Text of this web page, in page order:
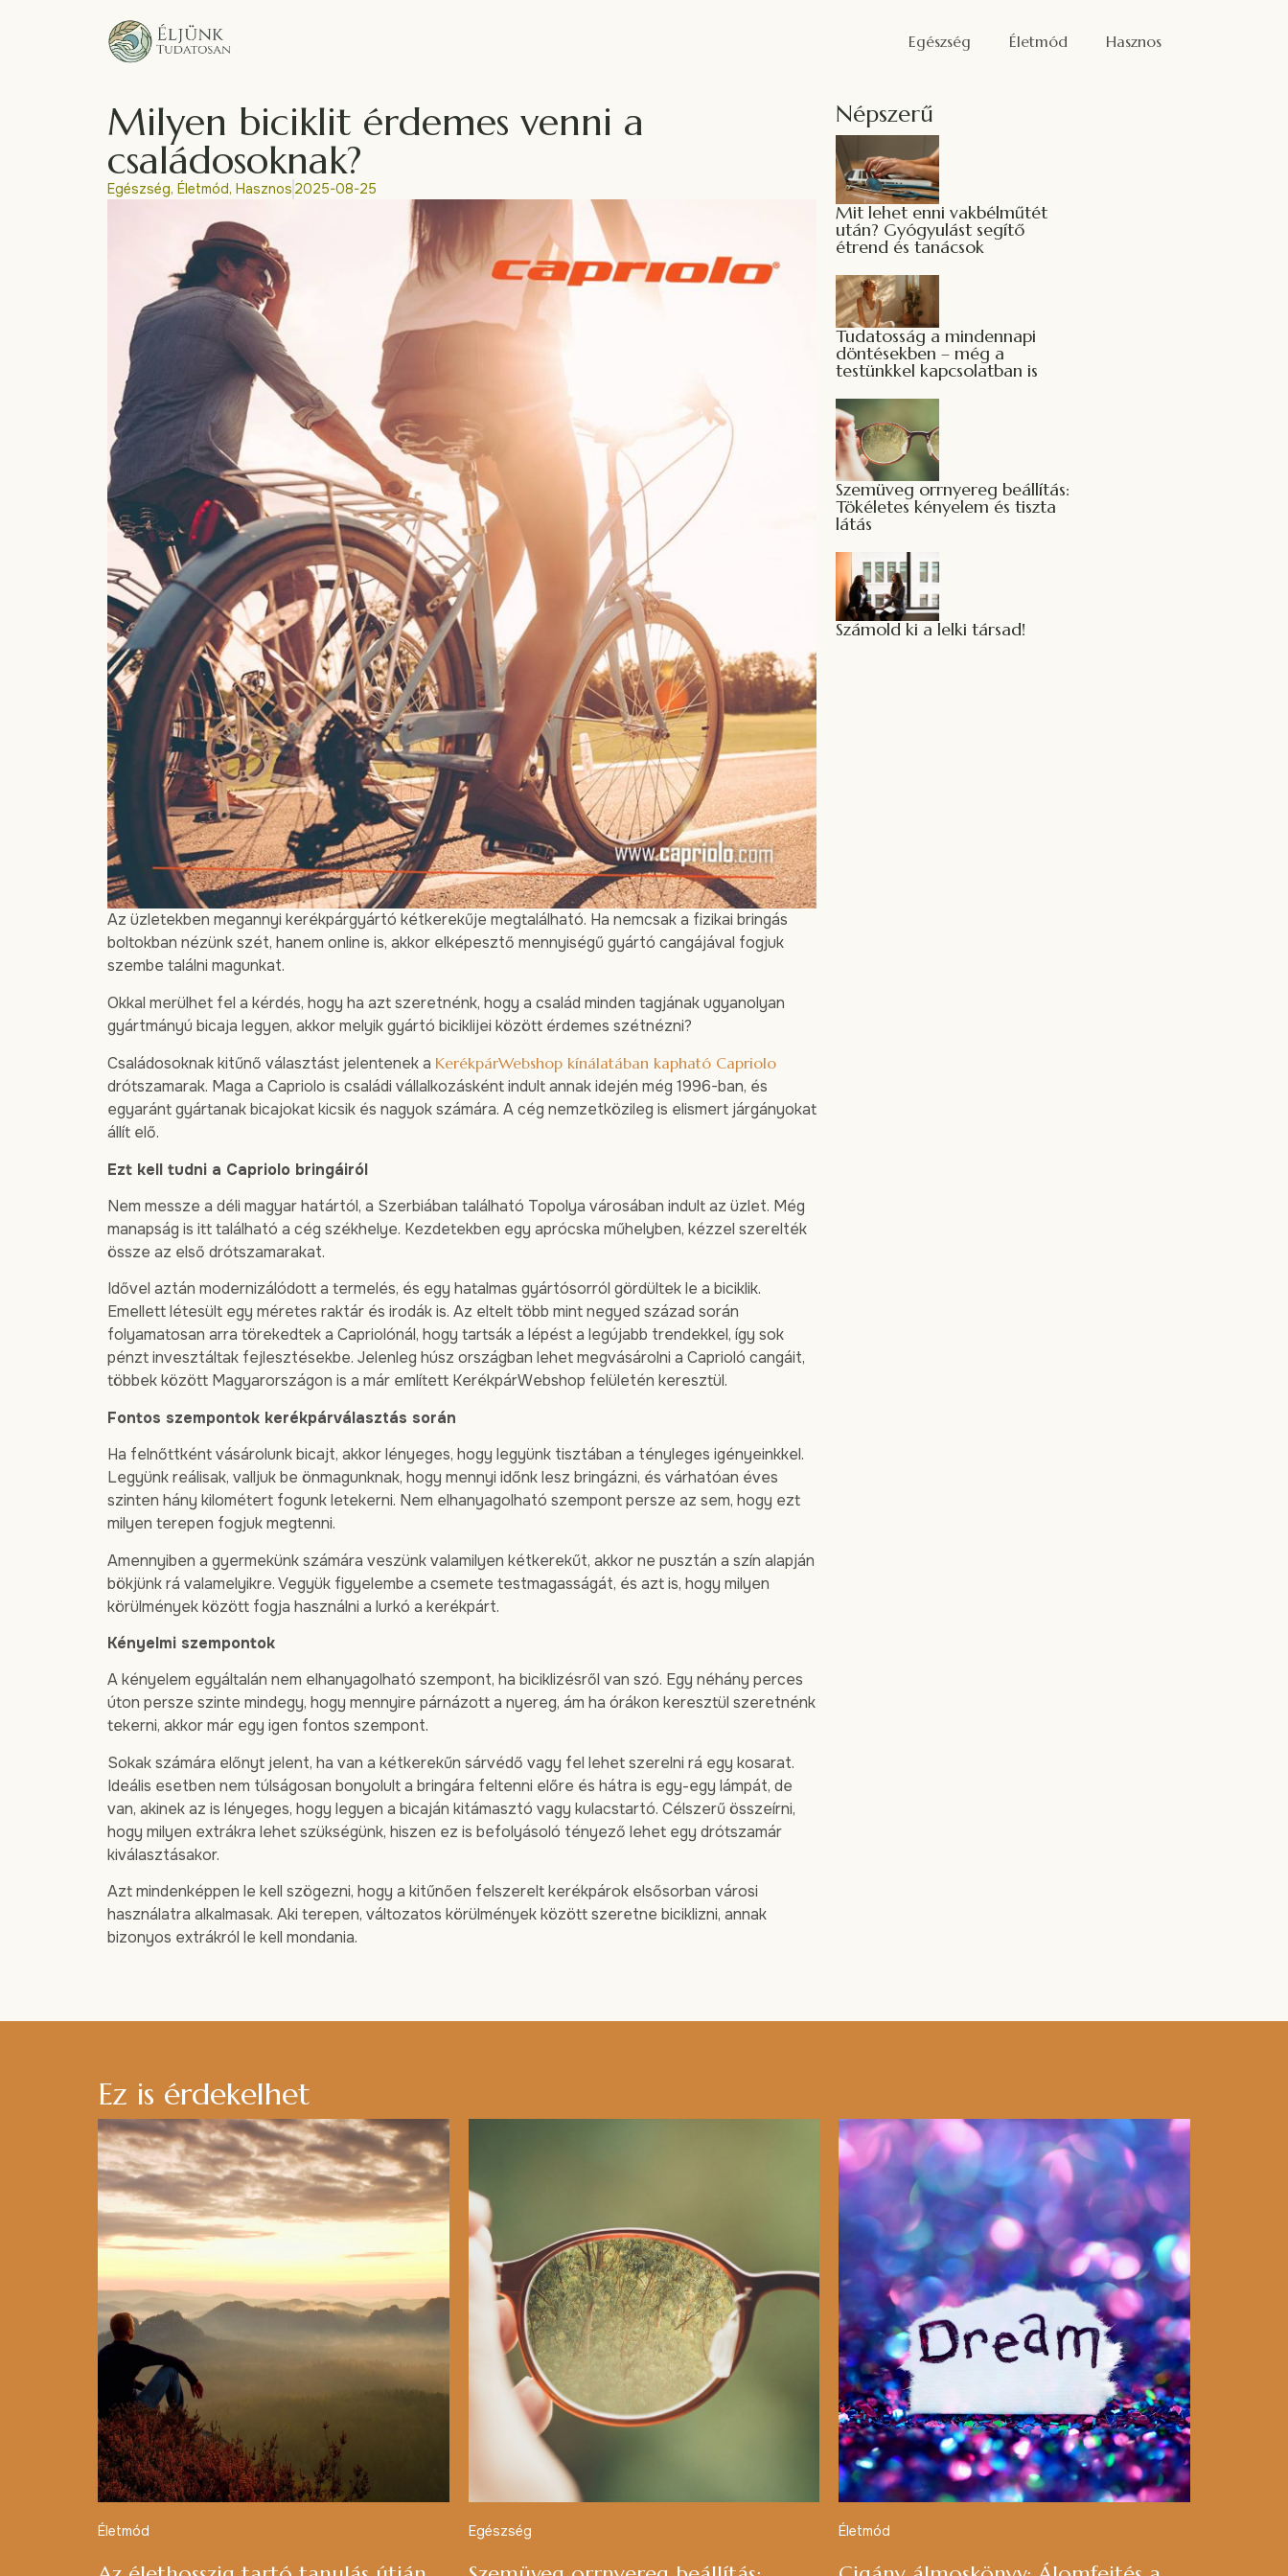
Egészség Életmód Hasznos
Milyen biciklit érdemes venni a
családosoknak?
Egészség, Életmód, Hasznos 2025-08-25
Az üzletekben megannyi kerékpárgyártó kétkerekűje megtalálható. Ha nemcsak a fizikai bringás
boltokban nézünk szét, hanem online is, akkor elképesztő mennyiségű gyártó cangájával fogjuk
szembe találni magunkat.
Okkal merülhet fel a kérdés, hogy ha azt szeretnénk, hogy a család minden tagjának ugyanolyan
gyártmányú bicaja legyen, akkor melyik gyártó biciklijei között érdemes szétnézni?
Családosoknak kitűnő választást jelentenek a KerékpárWebshop kínálatában kapható Capriolo
drótszamarak. Maga a Capriolo is családi vállalkozásként indult annak idején még 1996-ban, és
egyaránt gyártanak bicajokat kicsik és nagyok számára. A cég nemzetközileg is elismert járgányokat
állít elő.
Ezt kell tudni a Capriolo bringáiról
Nem messze a déli magyar határtól, a Szerbiában található Topolya városában indult az üzlet. Még
manapság is itt található a cég székhelye. Kezdetekben egy aprócska műhelyben, kézzel szerelték
össze az első drótszamarakat.
Idővel aztán modernizálódott a termelés, és egy hatalmas gyártósorról gördültek le a biciklik.
Emellett létesült egy méretes raktár és irodák is. Az eltelt több mint negyed század során
folyamatosan arra törekedtek a Capriolónál, hogy tartsák a lépést a legújabb trendekkel, így sok
pénzt invesztáltak fejlesztésekbe. Jelenleg húsz országban lehet megvásárolni a Caprioló cangáit,
többek között Magyarországon is a már említett KerékpárWebshop felületén keresztül.
Fontos szempontok kerékpárválasztás során
Ha felnőttként vásárolunk bicajt, akkor lényeges, hogy legyünk tisztában a tényleges igényeinkkel.
Legyünk reálisak, valljuk be önmagunknak, hogy mennyi időnk lesz bringázni, és várhatóan éves
szinten hány kilométert fogunk letekerni. Nem elhanyagolható szempont persze az sem, hogy ezt
milyen terepen fogjuk megtenni.
Amennyiben a gyermekünk számára veszünk valamilyen kétkerekűt, akkor ne pusztán a szín alapján
bökjünk rá valamelyikre. Vegyük figyelembe a csemete testmagasságát, és azt is, hogy milyen
körülmények között fogja használni a lurkó a kerékpárt.
Kényelmi szempontok
A kényelem egyáltalán nem elhanyagolható szempont, ha biciklizésről van szó. Egy néhány perces
úton persze szinte mindegy, hogy mennyire párnázott a nyereg, ám ha órákon keresztül szeretnénk
tekerni, akkor már egy igen fontos szempont.
Sokak számára előnyt jelent, ha van a kétkerekűn sárvédő vagy fel lehet szerelni rá egy kosarat.
Ideális esetben nem túlságosan bonyolult a bringára feltenni előre és hátra is egy-egy lámpát, de
van, akinek az is lényeges, hogy legyen a bicaján kitámasztó vagy kulacstartó. Célszerű összeírni,
hogy milyen extrákra lehet szükségünk, hiszen ez is befolyásoló tényező lehet egy drótszamár
kiválasztásakor.
Azt mindenképpen le kell szögezni, hogy a kitűnően felszerelt kerékpárok elsősorban városi
használatra alkalmasak. Aki terepen, változatos körülmények között szeretne biciklizni, annak
bizonyos extrákról le kell mondania.
Népszerű
Mit lehet enni vakbélműtét
után? Gyógyulást segítő
étrend és tanácsok
Tudatosság a mindennapi
döntésekben – még a
testünkkel kapcsolatban is
Szemüveg orrnyereg beállítás:
Tökéletes kényelem és tiszta
látás
Számold ki a lelki társad!
Ez is érdekelhet
Életmód Egészség Életmód